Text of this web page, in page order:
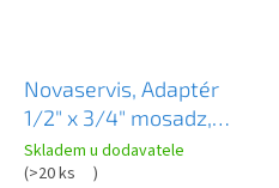
Novaservis, Adaptér
1/2" x 3/4" mosadz,
DY8024C
Skladem u dodavatele
(>20 ks )